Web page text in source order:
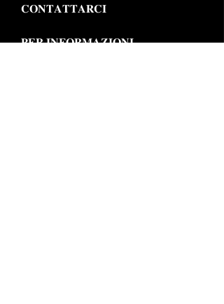
𝐂𝐎𝐍𝐓𝐀𝐓𝐓𝐀𝐑𝐂𝐈
𝐏𝐄𝐑 𝐈𝐍𝐅𝐎𝐑𝐌𝐀𝐙𝐈𝐎𝐍𝐈